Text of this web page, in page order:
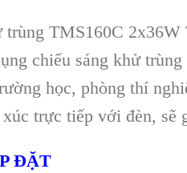
trùng TMS160C
chiếu sáng khử
học, phòng thí
trực tiếp với đèn,
ĐẶT